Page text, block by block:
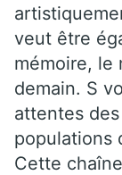
veut être
mémoire, le
demain. S
attentes
populations
Cette